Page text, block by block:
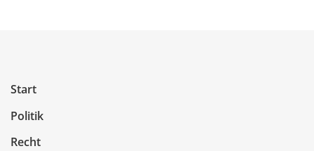
Start
Politik
Recht